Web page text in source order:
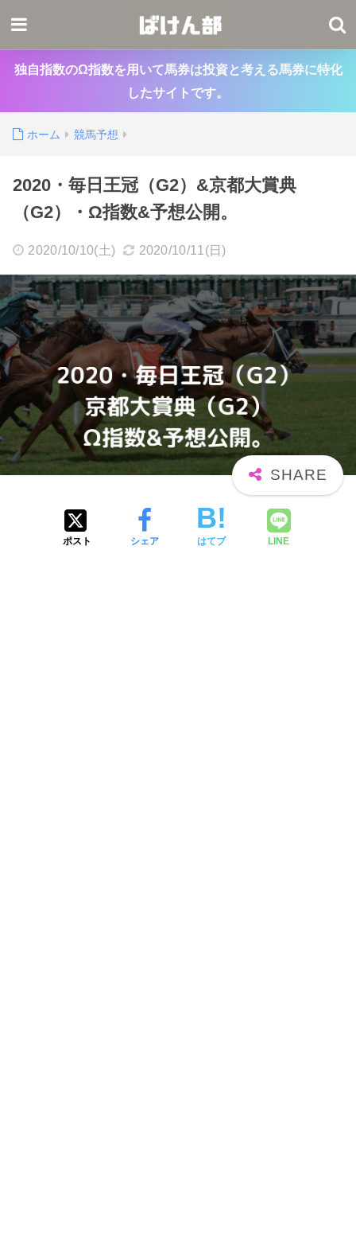
独自指数のΩ指数を用いて馬券は投資と考える馬券に特化
したサイトです。
ホーム 競馬予想
2020・毎日王冠（G2）&京都大賞典
（G2）・Ω指数&予想公開。
2020/10/10(土) 2020/10/11(日)
ポスト シェア はてブ LINE